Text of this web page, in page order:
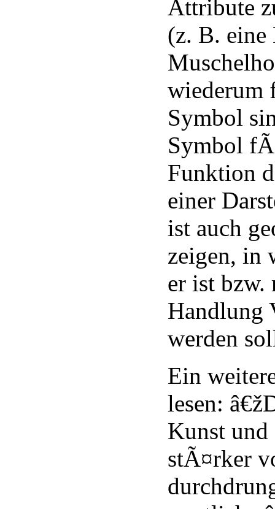
Attribute
(z. B. eine
wiederum
Symbol
Symbol
Funktion
einer
ist auch
zeigen, in
er ist bzw.
Handlung
werden
Ein
lesen:
Kunst
stÃ¤rker